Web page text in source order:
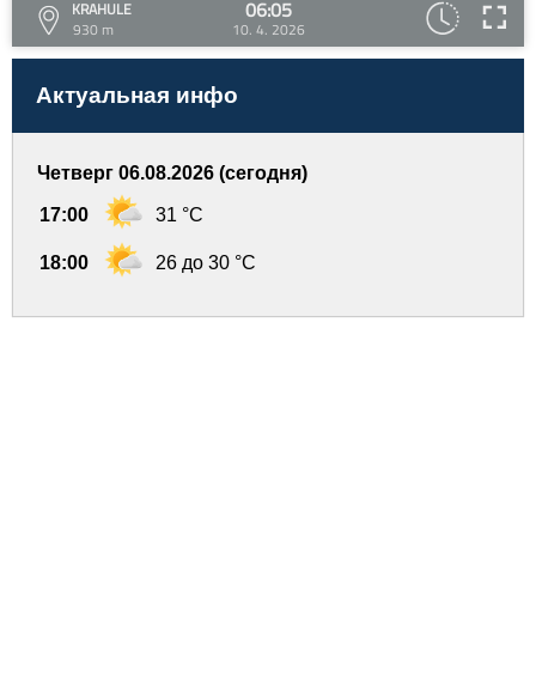
KRAHULE
930 m
06:05
10. 4. 2026
Актуальная инфо
Четверг 06.08.2026 (сегодня)
17:00 31 °C
18:00 26 до 30 °C